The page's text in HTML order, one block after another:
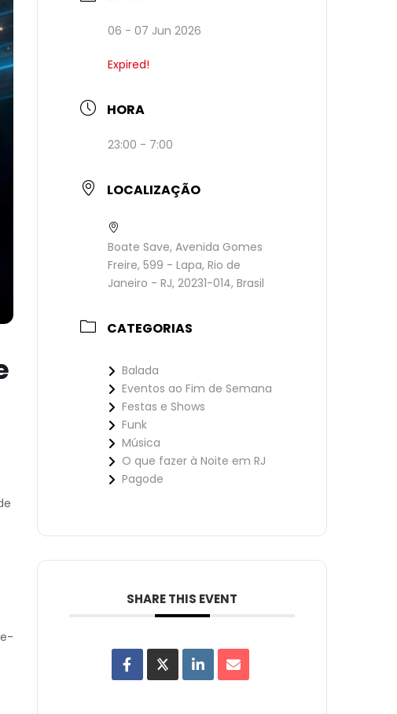
06 - 07 Jun 2026
Expired!
HORA
23:00 - 7:00
LOCALIZAÇÃO
Boate Save, Avenida Gomes
Freire, 599 - Lapa, Rio de
Janeiro - RJ, 20231-014, Brasil
CATEGORIAS
Balada
Eventos ao Fim de Semana
Festas e Shows
Funk
Música
O que fazer à Noite em RJ
Pagode
SHARE THIS EVENT